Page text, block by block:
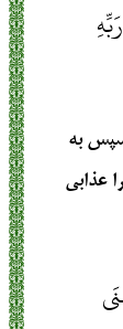
به
عذابى